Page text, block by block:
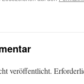
veröffentlicht.